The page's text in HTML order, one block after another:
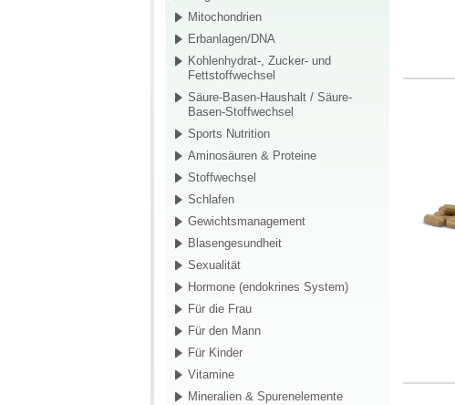
Mitochondrien
Erbanlagen/DNA
Kohlenhydrat-, Zucker- und
Fettstoffwechsel
Säure-Basen-Haushalt / Säure-
Basen-Stoffwechsel
Sports Nutrition
Aminosäuren & Proteine
Stoffwechsel
Schlafen
Gewichtsmanagement
Blasengesundheit
Sexualität
Hormone (endokrines System)
Für die Frau
Für den Mann
Für Kinder
Vitamine
Mineralien & Spurenelemente